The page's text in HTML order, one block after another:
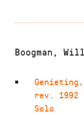
Boogman,
Genieting,
rev. 1992
Solo